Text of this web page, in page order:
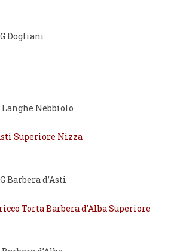
Dogliani
Nebbiolo
Superiore Nizza
Barbera d’Asti
Torta Barbera d’Alba Superiore